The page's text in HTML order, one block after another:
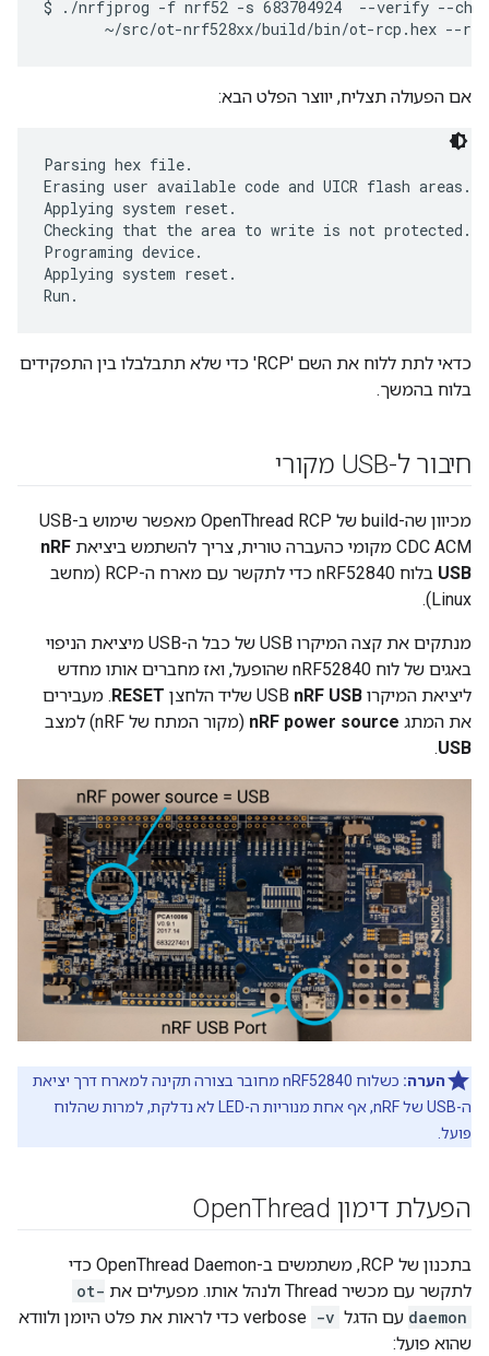
$ ./nrfjprog -f nrf52 -s 683704924  --verify --
אם הפעולה תצליח, יווצר הפלט הבא:
Parsing hex file.
Erasing user available code and UICR flash areas.
Applying system reset.
Checking that the area to write is not protected.
Programing device.
Applying system reset.
כדאי לתת ללוח את השם 'RCP' כדי שלא תתבלבלו בין התפקידים
בלוח בהמשך.
חיבור ל-USB מקורי
מכיוון שה-build של OpenThread RCP מאפשר שימוש ב-USB
CDC ACM מקומי כהעברה טורית, צריך להשתמש ביציאת
nRF
USB
בלוח nRF52840 כדי לתקשר עם מארח ה-RCP (מחשב
Linux).
מנתקים את קצה המיקרו USB של כבל ה-USB מיציאת הניפוי
באגים של לוח nRF52840 שהופעל, ואז מחברים אותו מחדש
ליציאת המיקרו USB nRF USB שליד הלחצן RESET . מעבירים
את המתג nRF power source (מקור המתח של nRF) למצב
USB
.
הערה:
כשלוח nRF52840 מחובר בצורה תקינה למארח דרך יציאת
ה-USB של nRF, אף אחת מנוריות ה-LED לא נדלקת, למרות שהלוח
פועל.
הפעלת דימון Open Thread
בתכנון של RCP, משתמשים ב-OpenThread Daemon כדי
לתקשר עם מכשיר Thread ולנהל אותו. מפעילים את
ot-
daemon עם הדגל -v
verbose כדי לראות את פלט היומן ולוודא
שהוא פועל: